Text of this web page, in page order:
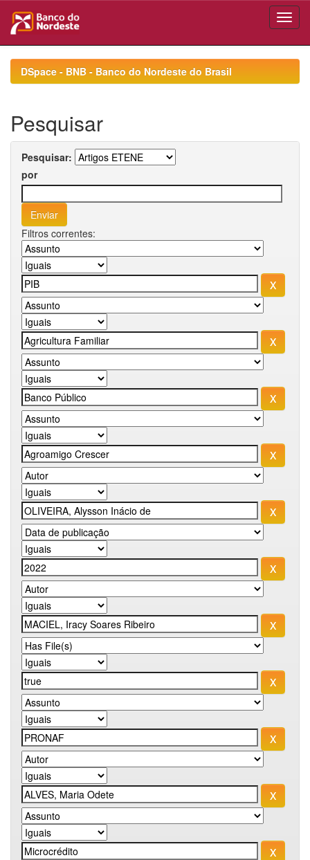
navigationDSpace - BNB - Banco do Nordeste do Brasil
Pesquisar
Pesquisar:
por
Filtros correntes: